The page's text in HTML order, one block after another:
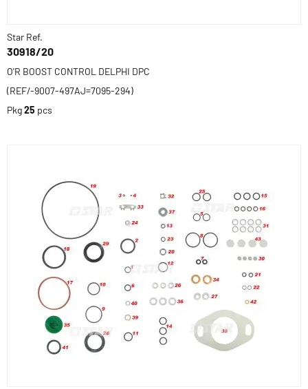
Star Ref.
30918/20
O'R BOOST CONTROL DELPHI DPC
(REF/-9007-497AJ=7095-294)
Pkg25 pcs